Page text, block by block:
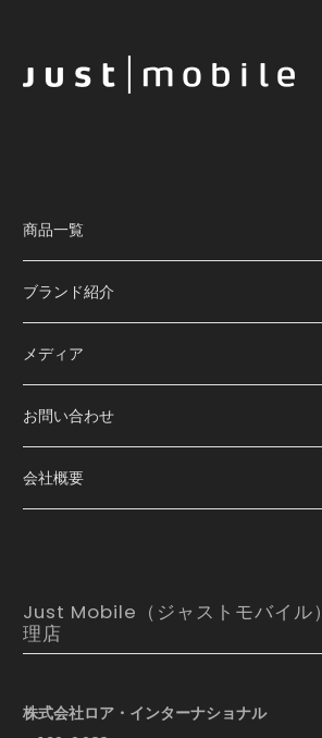
商品一覧
ブランド紹介
メディア
お問い合わせ
会社概要
Just Mobile（ジャストモバイル
理店
株式会社ロア・インターナショナル